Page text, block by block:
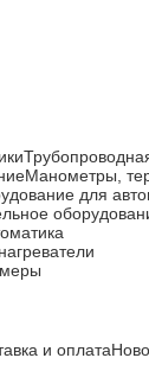
Манометры,
для
и оплата